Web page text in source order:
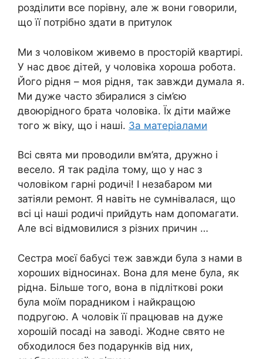
розділити все порівну, але ж вони говорили,
що її потрібно здати в притулок
Ми з чоловіком живемо в просторій квартирі.
У нас двоє дітей, у чоловіка хороша робота.
Його рідня – моя рідня, так завжди думала я.
Ми дуже часто збиралися з сім’єю
двоюрідного брата чоловіка. Їх діти майже
того ж віку, що і наші. За матеріалами
Всі свята ми проводили вм’ята, дружно і
весело. Я так раділа тому, що у нас з
чоловіком гарні родичі! І незабаром ми
затіяли ремонт. Я навіть не сумнівалася, що
всі ці наші родичі прийдуть нам допомагати.
Але всі відмовилися з різних причин …
Сестра моєї бабусі теж завжди була з нами в
хороших відносинах. Вона для мене була, як
рідна. Більше того, вона в підліткові роки
була моїм порадником і найкращою
подругою. А чоловік її працював на дуже
хорошій посаді на заводі. Жодне свято не
обходилося без подарунків від них,